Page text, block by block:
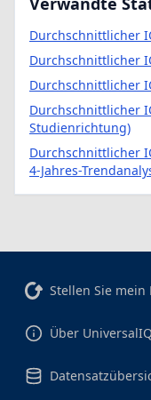
Durchschnittlicher
Durchschnittlicher
Durchschnittlicher
Durchschnittlicher
Studienrichtung)
Durchschnittlicher
4-Jahres-
Stellen Sie
Über